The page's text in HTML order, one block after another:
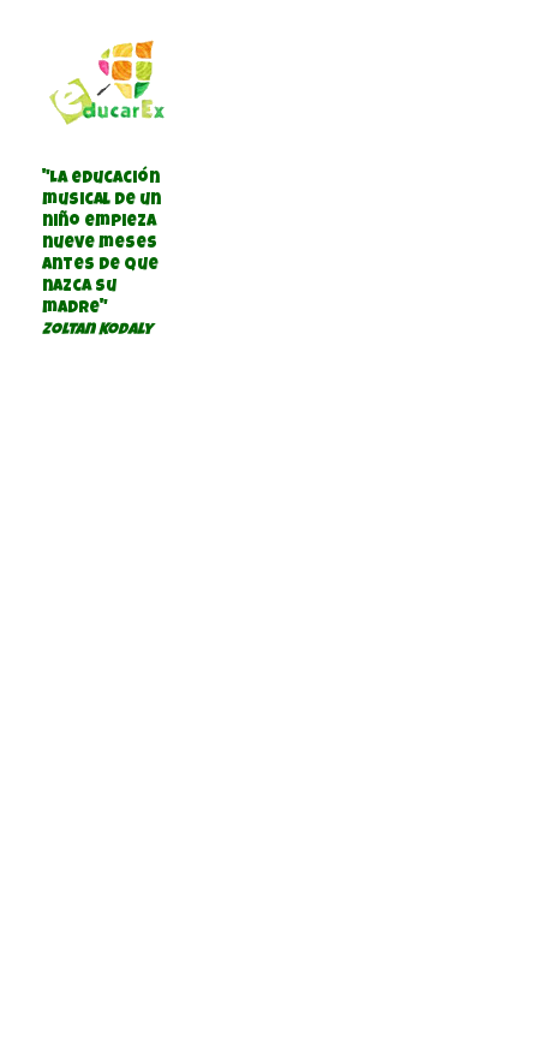
"La educación
musical de un
niño empieza
nueve meses
antes de que
nazca su
madre"
Zoltan Kodaly